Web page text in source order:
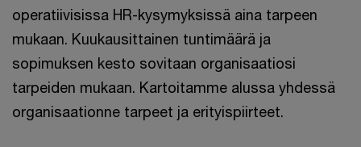
operatiivisissa HR-kysymyksissä aina tarpeen
mukaan. Kuukausittainen tuntimäärä ja
sopimuksen kesto sovitaan organisaatiosi
tarpeiden mukaan. Kartoitamme alussa yhdessä
organisaationne tarpeet ja erityispiirteet.